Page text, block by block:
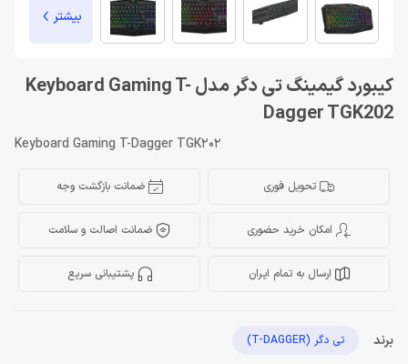
بیشتر
کیبورد گیمینگ تی دگر مدل Keyboard Gaming T-
Dagger TGK202
Keyboard Gaming T-Dagger TGK202
تحویل فوری ضمانت بازگشت وجه
امکان خرید حضوری ضمانت اصالت و سلامت
ارسال به تمام ایران پشتیبانی سریع
برند تی دگر (T-DAGGER)